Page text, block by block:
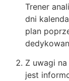
Trener
dni
plan
Z uwagi
jest